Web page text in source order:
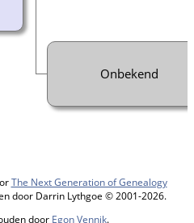
Onbekend
The Next Generation of Genealogy
door Darrin Lythgoe © 2001-2026.
door Egon Vennik.